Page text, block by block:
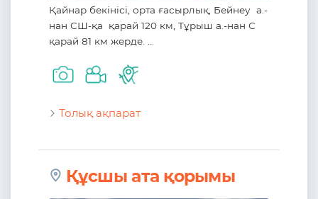
Қайнар бекінісі, орта ғасырлық, Бейнеу а.-
нан СШ-қа қарай 120 км, Тұрыш а.-нан С
қарай 81 км жерде. ...
Толық ақпарат
Құсшы ата қорымы